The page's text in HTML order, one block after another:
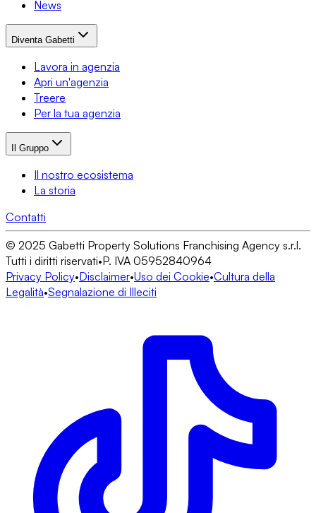
News
Diventa Gabetti
Lavora in agenzia
Apri un'agenzia
Treere
Per la tua agenzia
Il Gruppo
Il nostro ecosistema
La storia
Contatti
© 2025 Gabetti Property Solutions Franchising Agency s.r.l.
Tutti i diritti riservati•P. IVA 05952840964
Privacy Policy•Disclaimer•Uso dei Cookie•Cultura della
Legalità•Segnalazione di Illeciti